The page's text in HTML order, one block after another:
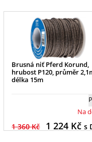
Brusná niť Pferd Korund,
hrubost P120, průměr
délka 15m
Na
1 360 Kč 1 224Kč s